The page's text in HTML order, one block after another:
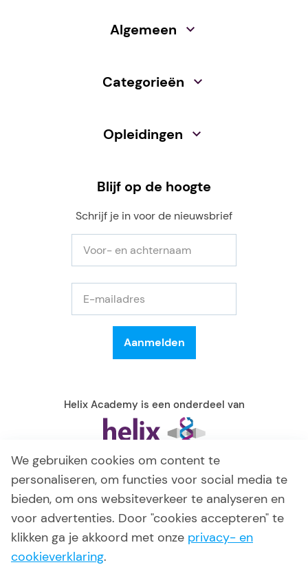
Algemeen
Categorieën
Opleidingen
Blijf op de hoogte
Schrijf je in voor de nieuwsbrief
Helix Academy is een onderdeel van
© 2026 Helix Academy
We gebruiken cookies om content te
personaliseren, om functies voor social media te
bieden, om ons websiteverkeer te analyseren en
voor advertenties. Door "cookies accepteren" te
klikken ga je akkoord met onze privacy- en
cookieverklaring.